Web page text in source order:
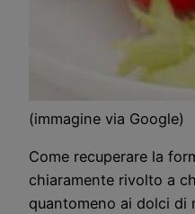
(immagine via Google)
Come recuperare la
chiaramente rivolto a
quantomeno ai dolci di